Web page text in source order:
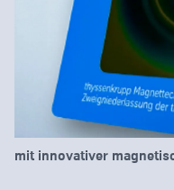
mit innovativer